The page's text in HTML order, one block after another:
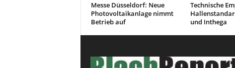
Messe Düsseldorf: Neue
Photovoltaikanlage nimmt
Betrieb auf
Technische
und Inthega